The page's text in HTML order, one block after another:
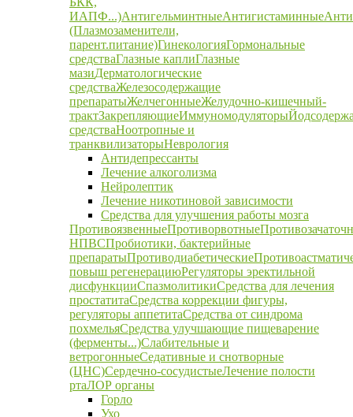
ИАПФ...)АнтигельминтныеАнтигистаминные
(Плазмозаменители,
парент.питание)ГинекологияГормональные
средстваГлазные каплиГлазные
мазиДерматологические
средстваЖелезосодержащие
препаратыЖелчегонныеЖелудочно-кишечный-
трактЗакрепляющиеИммуномодуляторы
средстваНоотропные и
транквилизаторыНеврология
Антидепрессанты
Лечение алкоголизма
Нейролептик
Лечение никотиновой зависимости
Средства для улучшения работы мозга
ПротивоязвенныеПротиворвотные
НПВСПробиотики, бактерийные
препаратыПротиводиабетические
повыш регенерациюРегуляторы эректильной
дисфункцииСпазмолитикиСредства для лечения
простатитаСредства коррекции фигуры,
регуляторы аппетитаСредства от синдрома
похмельяСредства улучшающие пищеварение
(ферменты...)Слабительные и
ветрогонныеСедативные и снотворные
(ЦНС)Сердечно-сосудистыеЛечение полости
ртаЛОР органы
Горло
Ухо